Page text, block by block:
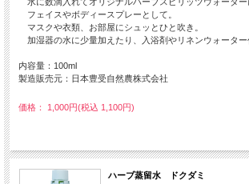
フェイスやボディースプレーとして。
マスクや衣類、お部屋にシュッとひと吹き。
加湿器の水に少量加えたり、入浴剤やリネンウォーター
内容量：100ml
製造販売元：日本豊受自然農株式会社
価格： 1,000円(税込 1,100円)
ハーブ蒸留水 ドクダミ